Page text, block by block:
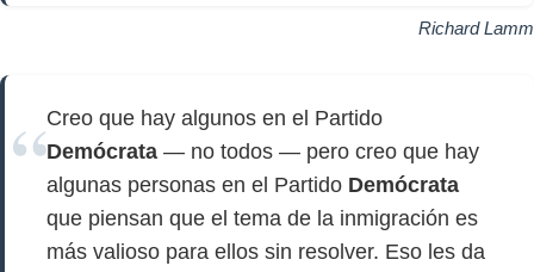
Richard Lamm
Creo que hay algunos en el Partido
Demócrata — no todos — pero creo que hay
algunas personas en el Partido Demócrata
que piensan que el tema de la inmigración es
más valioso para ellos sin resolver. Eso les da